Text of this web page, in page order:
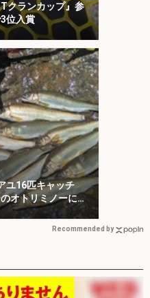
クランカップ』参
位入賞
ユ16匹キャッチ
オトリミノーにヒ
Recommended by